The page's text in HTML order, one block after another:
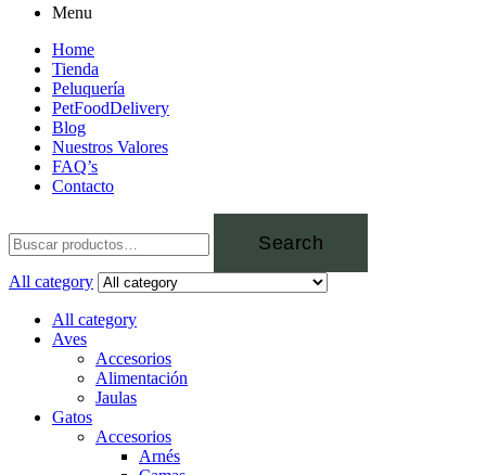
Menu
Home
Tienda
Peluquería
PetFoodDelivery
Blog
Nuestros Valores
FAQ’s
Contacto
Search
All category
All category
Aves
Accesorios
Alimentación
Jaulas
Gatos
Accesorios
Arnés